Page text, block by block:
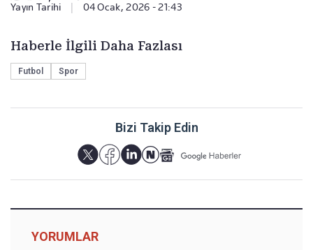
Yayın Tarihi 04 Ocak, 2026 - 21:43
Haberle İlgili Daha Fazlası
Futbol Spor
Bizi Takip Edin
YORUMLAR